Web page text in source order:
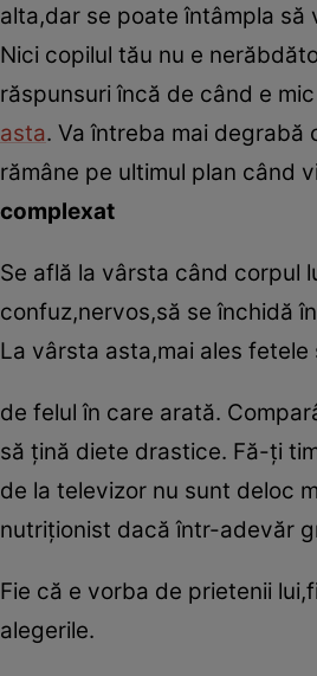
alta,dar se poate întâmpla să
Nici copilul tău nu e
răspunsuri încă de când e
asta. Va întreba mai degrabă
rămâne pe ultimul plan când
complexat
Se află la vârsta când corpul
confuz,nervos,să se închidă
La vârsta asta,mai ales fetele
de felul în care arată.
să ţină diete drastice. Fă-ţi
de la televizor nu sunt deloc
nutriţionist dacă într-adevăr
Fie că e vorba de prietenii
alegerile.